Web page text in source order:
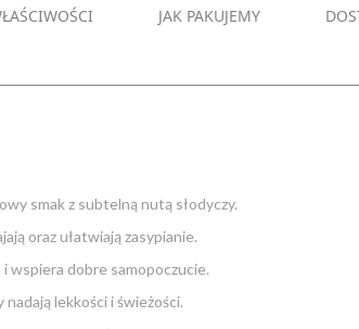
JAK PAKUJEMY
smak z subtelną nutą słodyczy.
oraz ułatwiają zasypianie.
i wspiera dobre samopoczucie.
lekkości i świeżości.